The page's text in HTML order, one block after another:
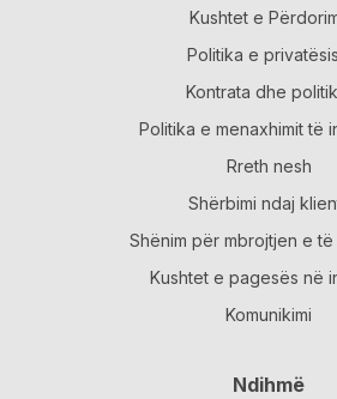
Kushtet e
Politika e
Kontrata dhe
Politika e menaxhimit të
Rreth nesh
Shërbimi ndaj
Shënim për mbrojtjen e
Kushtet e pagesës në
Komunikimi
Ndihmë